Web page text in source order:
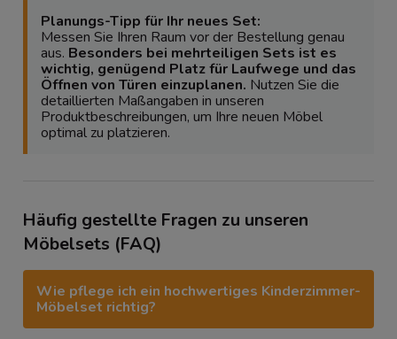
Planungs-Tipp für Ihr neues Set:
Messen Sie Ihren Raum vor der Bestellung genau
aus. Besonders bei mehrteiligen Sets ist es
wichtig, genügend Platz für Laufwege und das
Öffnen von Türen einzuplanen. Nutzen Sie die
detaillierten Maßangaben in unseren
Produktbeschreibungen, um Ihre neuen Möbel
optimal zu platzieren.
Häufig gestellte Fragen zu unseren
Möbelsets (FAQ)
Wie pflege ich ein hochwertiges Kinderzimmer-
Möbelset richtig?